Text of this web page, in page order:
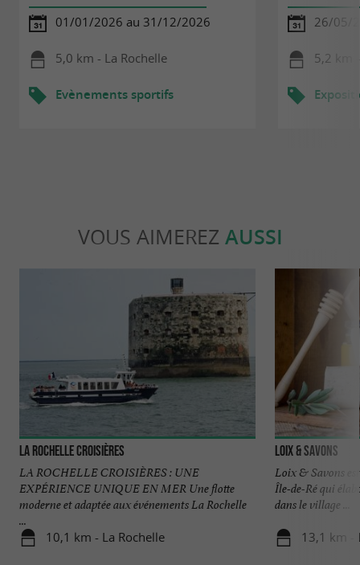
01/01/2026 au 31/12/2026
5,0 km - La Rochelle
Evènements sportifs
26/05/
5,2 km
VOUS AIMEREZ AUSSI
La Rochelle Croisières
LA ROCHELLE CROISIÈRES : UNE
EXPÉRIENCE UNIQUE EN MER Une flotte
moderne et adaptée aux événements La Rochelle
...
10,1 km - La Rochelle
Loix & Savons
Loix & Savons
Île-de-Ré qui
dans le village ...
13,1 km -